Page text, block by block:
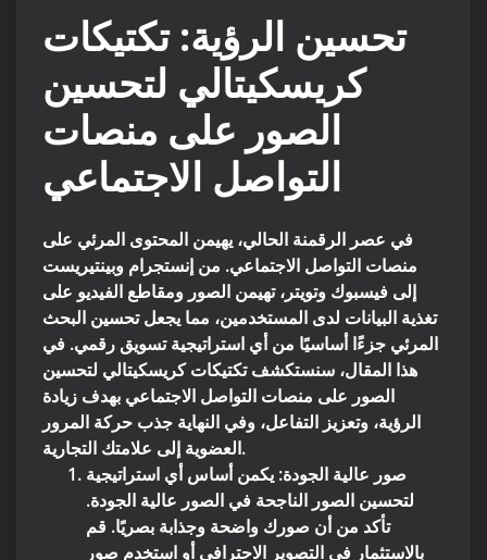
تحسين الرؤية: تكتيكات
كريسكيتالي لتحسين
الصور على منصات
التواصل الاجتماعي
في عصر الرقمنة الحالي، يهيمن المحتوى المرئي على
منصات التواصل الاجتماعي. من إنستجرام وبينتيريست
إلى فيسبوك وتويتر، تهيمن الصور ومقاطع الفيديو على
تغذية البيانات لدى المستخدمين، مما يجعل تحسين البحث
المرئي جزءًا أساسيًا من أي استراتيجية تسويق رقمي. في
هذا المقال، سنستكشف تكتيكات كريسكيتالي لتحسين
الصور على منصات التواصل الاجتماعي بهدف زيادة
الرؤية، وتعزيز التفاعل، وفي النهاية جذب حركة المرور
العضوية إلى علامتك التجارية.
صور عالية الجودة: يكمن أساس أي استراتيجية
لتحسين الصور الناجحة في الصور عالية الجودة.
تأكد من أن صورك واضحة وجذابة بصريًا. قم
بالاستثمار في التصوير الاحترافي أو استخدم صور